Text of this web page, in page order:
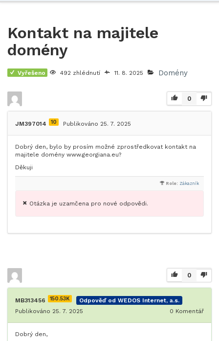
Kontakt na majitele
domény
Vyřešeno 492 zhlédnutí 11. 8. 2025 Domény
0
JM397014 10 Publikováno 25. 7. 2025
Dobrý den, bylo by prosím možné zprostředkovat kontakt na
majitele domény www.georgiana.eu?
Děkuji
Role: Zákazník
Otázka je uzamčena pro nové odpovědi.
0
MB313456 150.53K
Odpověď od WEDOS Internet, a.s.
Publikováno 25. 7. 2025
0 Komentář
Dobrý den,